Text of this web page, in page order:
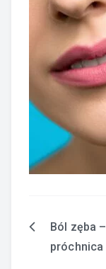
Nawigacja
Ból zęba –
próchnica